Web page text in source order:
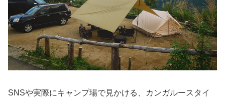
SNSや実際にキャンプ場で見かける、カンガルースタイ